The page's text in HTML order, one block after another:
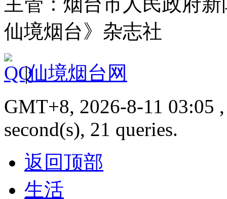
仙境烟台》杂志社
|仙境烟台网
GMT+8, 2026-8-11 03:05
second(s), 21 queries.
返回顶部
生活